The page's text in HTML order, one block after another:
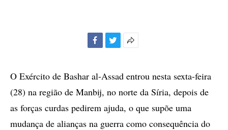
compartilhamento
O Exército de Bashar al-Assad entrou nesta sexta-feira
(28) na região de Manbij, no norte da Síria, depois de
as forças curdas pedirem ajuda, o que supõe uma
mudança de alianças na guerra como consequência do